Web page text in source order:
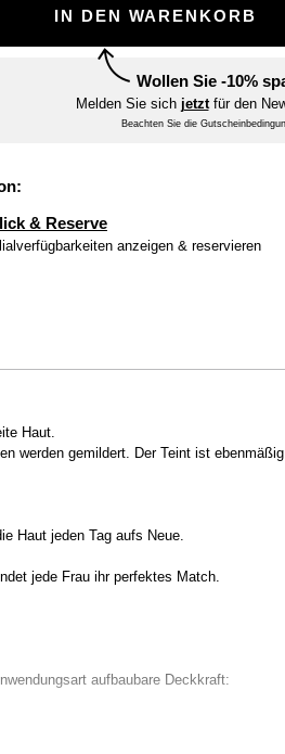
IN DEN WARENKORB
Wollen Sie -10%
Melden Sie sich jetztfür den
Beachten Sie die
& Reserve
anzeigen & reservieren
Haut.
werden gemildert. Der Teint ist
Haut jeden Tag aufs Neue.
jede Frau ihr perfektes Match.
aufbaubare Deckkraft: